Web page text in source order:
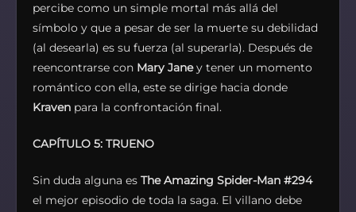
percibe como un simple mortal más allá del
símbolo y que a pesar de ser la muerte su debilidad
(al desearla) es su fuerza (al superarla). Después de
reencontrarse con Mary Janey tener un momento
romántico con ella, este se dirige hacia donde
Kraven para la confrontación final.
CAPÍTULO 5: TRUENO
Sin duda alguna es The Amazing Spider-Man #294
el mejor episodio de toda la saga. El villano debe